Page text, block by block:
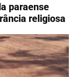
paraense
religiosa